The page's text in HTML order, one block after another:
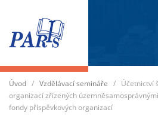
Úvod / Vzdělávací semináře / Účetnictví
organizací zřízených
fondy příspěvkových organizací